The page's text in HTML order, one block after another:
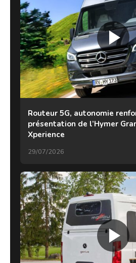
Routeur 5G, autonomie
présentation de l’Hymer
Xperience
29/07/2026